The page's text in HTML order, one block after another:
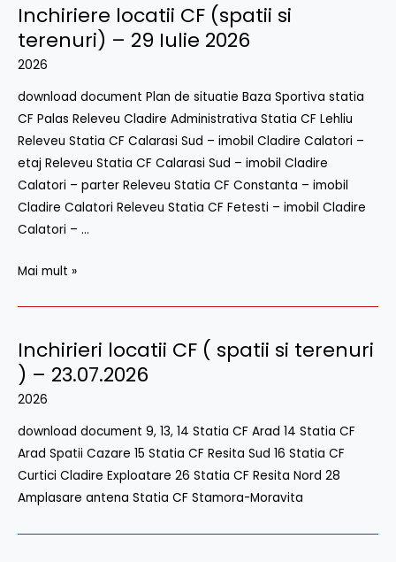
Inchiriere locatii CF (spatii si
terenuri) – 29 Iulie 2026
2026
download document Plan de situatie Baza Sportiva statia
CF Palas Releveu Cladire Administrativa Statia CF Lehliu
Releveu Statia CF Calarasi Sud – imobil Cladire Calatori –
etaj Releveu Statia CF Calarasi Sud – imobil Cladire
Calatori – parter Releveu Statia CF Constanta – imobil
Cladire Calatori Releveu Statia CF Fetesti – imobil Cladire
Calatori – …
Inchiriere
locatii
CF
si
terenuri)
–
29
Iulie
2026
Mai mult »
Inchirieri locatii CF ( spatii si terenuri
) – 23.07.2026
2026
download document 9, 13, 14 Statia CF Arad 14 Statia CF
Arad Spatii Cazare 15 Statia CF Resita Sud 16 Statia CF
Curtici Cladire Exploatare 26 Statia CF Resita Nord 28
Amplasare antena Statia CF Stamora-Moravita